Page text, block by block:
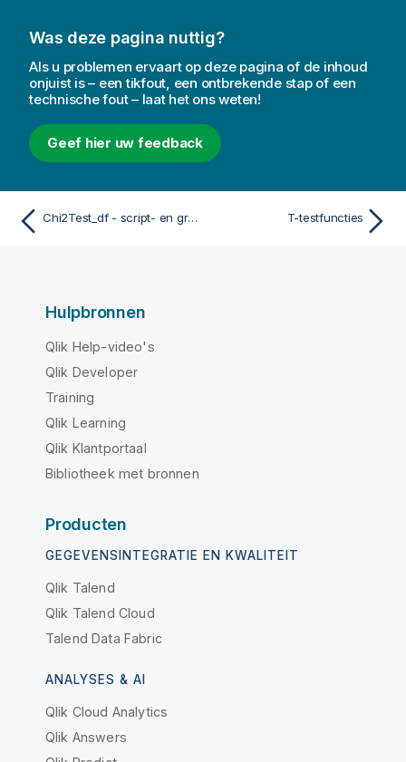
Was deze pagina nuttig?
Als u problemen ervaart op deze pagina of de inhoud
onjuist is – een tikfout, een ontbrekende stap of een
technische fout – laat het ons weten!
Geef hier uw feedback
Chi2Test_df - script- en grafiekfunctie T-testfuncties
Hulpbronnen
Qlik Help-video's
Qlik Developer
Training
Qlik Learning
Qlik Klantportaal
Bibliotheek met bronnen
Producten
GEGEVENSINTEGRATIE EN KWALITEIT
Qlik Talend
Qlik Talend Cloud
Talend Data Fabric
ANALYSES & AI
Qlik Cloud Analytics
Qlik Answers